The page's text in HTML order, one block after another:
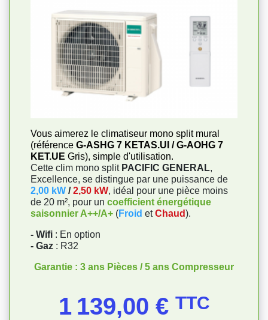
Vous aimerez le climatiseur mono split mural
(référence G-ASHG 7 KETAS.UI / G-AOHG 7
KET.UE Gris), simple d'utilisation.
Cette clim mono split PACIFIC GENERAL,
Excellence, se distingue par une puissance de
2,00 kW /2,50 kW, idéal pour une pièce moins
de 20 m², pour un coefficient énergétique
saisonnier A++/A+ (Froid etChaud).
- Wifi : En option
- Gaz : R32
Garantie : 3 ans Pièces / 5 ans Compresseur
1 139,00 € TTC